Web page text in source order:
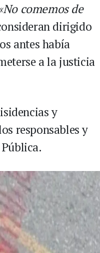
comemos de
dirigido
antes había
a la justicia
y
responsables y